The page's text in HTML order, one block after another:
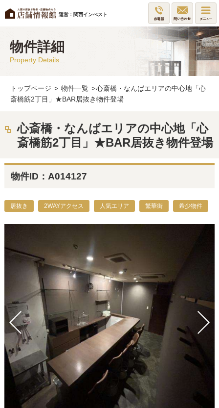
運営：関西インべスト
物件詳細
Property Details
トップページ > 物件一覧 >心斎橋・なんばエリアの中心地「心
斎橋筋2丁目」★BAR居抜き物件登場
心斎橋・なんばエリアの中心地「心
斎橋筋2丁目」★BAR居抜き物件登場
物件ID：A014127
居抜き 2WAYアクセス 人気エリア 繁華街 希少物件